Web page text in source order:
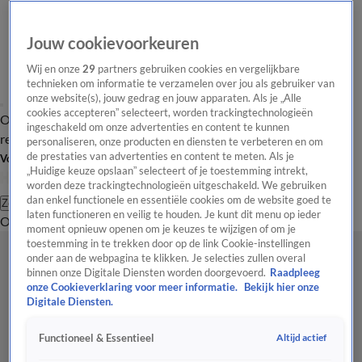
Overzicht Laatste nieuws Regionieuws Het beste van Hart
Tip de
redactie
Volg Hart van Nederland
Zoeken
OverzichtRegioUitzendingenWeerTip de redactiePanelVideo's
Jouw cookievoorkeuren
Wij en onze29 partners gebruiken cookies en vergelijkbare
technieken om informatie te verzamelen over jou als gebruiker van
onze website(s), jouw gedrag en jouw apparaten. Als je „Alle
cookies accepteren” selecteert, worden trackingtechnologieën
ingeschakeld om onze advertenties en content te kunnen
personaliseren, onze producten en diensten te verbeteren en om
de prestaties van advertenties en content te meten. Als je
„Huidige keuze opslaan” selecteert of je toestemming intrekt,
worden deze trackingtechnologieën uitgeschakeld. We gebruiken
dan enkel functionele en essentiële cookies om de website goed te
laten functioneren en veilig te houden. Je kunt dit menu op ieder
moment opnieuw openen om je keuzes te wijzigen of om je
toestemming in te trekken door op de link Cookie-instellingen
onder aan de webpagina te klikken. Je selecties zullen overal
binnen onze Digitale Diensten worden doorgevoerd. Raadpleeg
onze Cookieverklaring voor meer informatie.
Bekijk hier onze
Digitale Diensten.
Functioneel & Essentieel Altijd actief